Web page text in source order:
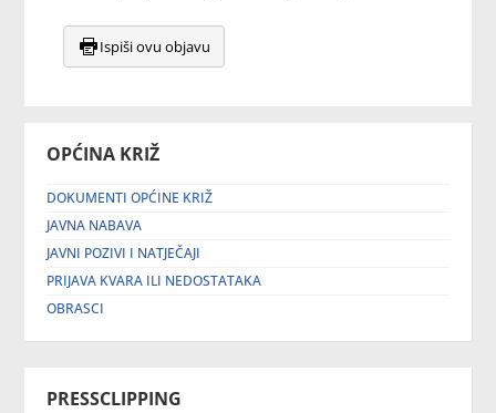
OPĆINA KRIŽ
DOKUMENTI OPĆINE KRIŽ
JAVNA NABAVA
JAVNI POZIVI I NATJEČAJI
PRIJAVA KVARA ILI NEDOSTATAKA
OBRASCI
PRESSCLIPPING
Ispiši ovu objavu